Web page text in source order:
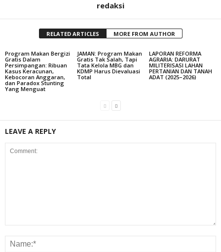
redaksi
RELATED ARTICLES MORE FROM AUTHOR
Program Makan Bergizi
Gratis Dalam
Persimpangan: Ribuan
Kasus Keracunan,
Kebocoran Anggaran,
dan Paradox Stunting
Yang Menguat
JAMAN: Program Makan
Gratis Tak Salah, Tapi
Tata Kelola MBG dan
KDMP Harus Dievaluasi
Total
LAPORAN REFORMA
AGRARIA: DARURAT
MILITERISASI LAHAN
PERTANIAN DAN TANAH
ADAT (2025–2026)
LEAVE A REPLY